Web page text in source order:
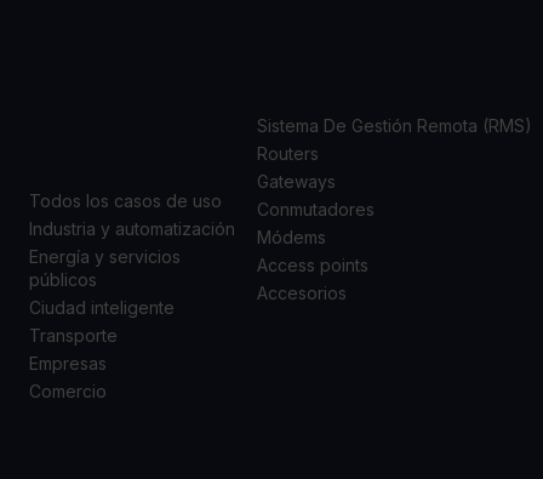
Todos los casos de uso
Industria y automatización
Energía y servicios
públicos
Ciudad inteligente
Transporte
Empresas
Comercio
Sistema De Gestión Remota (RMS)
Routers
Gateways
Conmutadores
Módems
Access points
Accesorios